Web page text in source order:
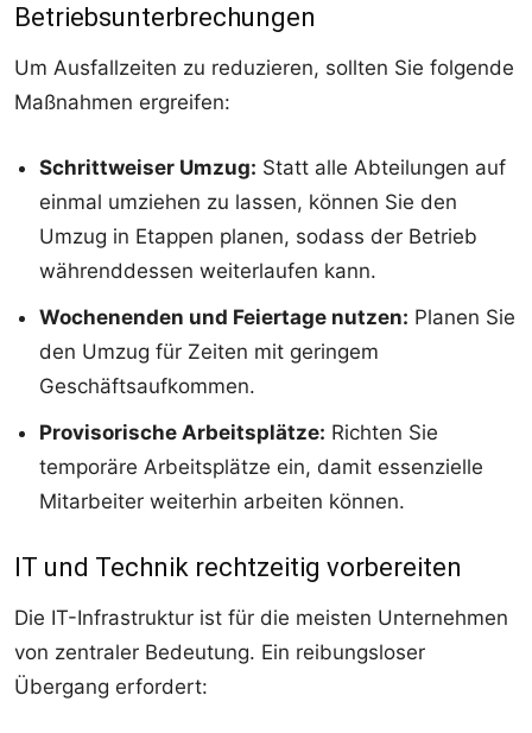
Betriebsunterbrechungen
Um Ausfallzeiten zu reduzieren, sollten Sie folgende
Maßnahmen ergreifen:
Schrittweiser Umzug: Statt alle Abteilungen auf
einmal umziehen zu lassen, können Sie den
Umzug in Etappen planen, sodass der Betrieb
währenddessen weiterlaufen kann.
Wochenenden und Feiertage nutzen: Planen Sie
den Umzug für Zeiten mit geringem
Geschäftsaufkommen.
Provisorische Arbeitsplätze: Richten Sie
temporäre Arbeitsplätze ein, damit essenzielle
Mitarbeiter weiterhin arbeiten können.
IT und Technik rechtzeitig vorbereiten
Die IT-Infrastruktur ist für die meisten Unternehmen
von zentraler Bedeutung. Ein reibungsloser
Übergang erfordert: